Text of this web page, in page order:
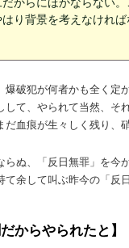
り背景を考えなけれ
爆破犯が何者かも全く定
して、やられて当然、そ
だ血痕が生々しく残り、
らぬ、「反日無罪」を
て余して叫ぶ昨今の「反
からやられたと】